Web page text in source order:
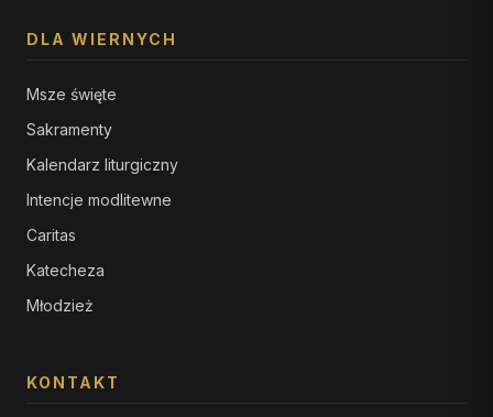
DLA WIERNYCH
Msze święte
Sakramenty
Kalendarz liturgiczny
Intencje modlitewne
Caritas
Katecheza
Młodzież
KONTAKT